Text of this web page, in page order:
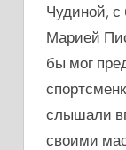
Чудиной,
Марией
бы мог
слышали
своими